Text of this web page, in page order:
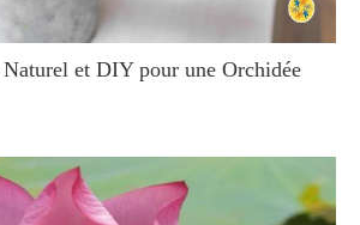
et DIY pour une Orchidée